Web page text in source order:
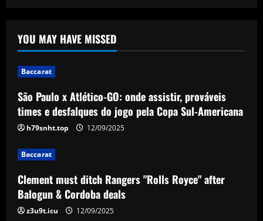
Baccarat
Clement must ditch Rangers "Rolls
Baccarat
Aston Villa and Emery eyeing move to
Baccarat
Romantic Rooney plan for £10m Disney+
documentary revealed ahead of Wayne
YOU MAY HAVE MISSED
Baccarat
São Paulo x Atlético-GO: onde assistir, prováveis
times e desfalques do jogo pela Copa Sul-Americana
h79snht.top 12/09/2025
Baccarat
Clement must ditch Rangers "Rolls Royce" after
Balogun & Cordoba deals
z3u9t.icu 12/09/2025